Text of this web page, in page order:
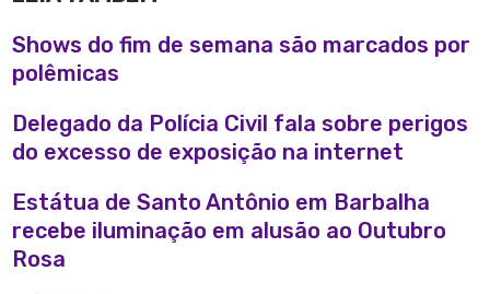
Shows do fim de semana são marcados por
polêmicas
Delegado da Polícia Civil fala sobre perigos
do excesso de exposição na internet
Estátua de Santo Antônio em Barbalha
recebe iluminação em alusão ao Outubro
Rosa